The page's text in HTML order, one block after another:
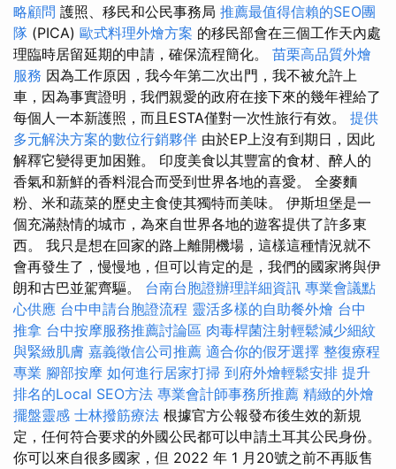
略顧問 護照、移民和公民事務局 推薦最值得信賴的SEO團
隊 (PICA) 歐式料理外燴方案 的移民部會在三個工作天內處
理臨時居留延期的申請，確保流程簡化。 苗栗高品質外燴
服務 因為工作原因，我今年第二次出門，我不被允許上
車，因為事實證明，我們親愛的政府在接下來的幾年裡給了
每個人一本新護照，而且ESTA僅對一次性旅行有效。 提供
多元解決方案的數位行銷夥伴 由於EP上沒有到期日，因此
解釋它變得更加困難。 印度美食以其豐富的食材、醉人的
香氣和新鮮的香料混合而受到世界各地的喜愛。 全麥麵
粉、米和蔬菜的歷史主食使其獨特而美味。 伊斯坦堡是一
個充滿熱情的城市，為來自世界各地的遊客提供了許多東
西。 我只是想在回家的路上離開機場，這樣這種情況就不
會再發生了，慢慢地，但可以肯定的是，我們的國家將與伊
朗和古巴並駕齊驅。 台南台胞證辦理詳細資訊 專業會議點
心供應 台中申請台胞證流程 靈活多樣的自助餐外燴 台中
推拿 台中按摩服務推薦討論區 肉毒桿菌注射輕鬆減少細紋
與緊緻肌膚 嘉義徵信公司推薦 適合你的假牙選擇 整復療程
專業 腳部按摩 如何進行居家打掃 到府外燴輕鬆安排 提升
排名的Local SEO方法 專業會計師事務所推薦 精緻的外燴
擺盤靈感 士林撥筋療法 根據官方公報發布後生效的新規
定，任何符合要求的外國公民都可以申請土耳其公民身份。
你可以來自很多國家，但 2022 年 1 月20號之前不再販售